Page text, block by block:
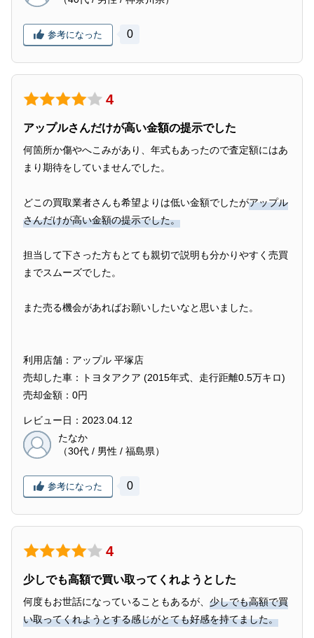
参考になった 0
4
アップルさんだけが高い金額の提示でした
何箇所か傷やへこみがあり、年式もあったので査定額にはあ
まり期待をしていませんでした。
どこの買取業者さんも希望よりは低い金額でしたがアップル
さんだけが高い金額の提示でした。
担当して下さった方もとても親切で説明も分かりやすく売買
までスムーズでした。
また売る機会があればお願いしたいなと思いました。
利用店舗：アップル 平塚店
売却した車：トヨタアクア (2015年式、走行距離0.5万キロ)
売却金額：0円
レビュー日：2023.04.12
たなか
（30代 / 男性 / 福島県）
参考になった 0
4
少しでも高額で買い取ってくれようとした
何度もお世話になっていることもあるが、 少しでも高額で買
い取ってくれようとする感じがとても好感を持てました。